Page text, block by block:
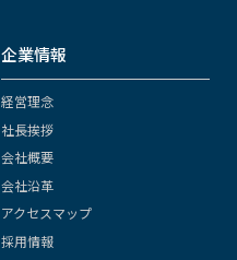
企業情報
経営理念
社長挨拶
会社概要
会社沿革
アクセスマップ
採用情報